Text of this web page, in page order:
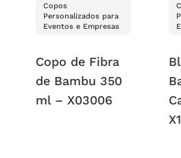
Copos
Personalizados para
Eventos e Empresas
Copo de Fibra
de Bambu 350
ml – X03006